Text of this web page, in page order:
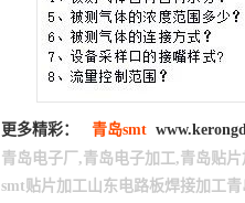
更多精彩： 青岛smt
青岛电子厂,青岛电子加工,青岛贴
smt贴片加工山东电路板焊接加工